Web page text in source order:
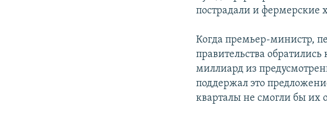
пострадали и фермерские
Когда премьер-министр,
правительства
миллиард из
поддержал это
кварталы не смогли бы их